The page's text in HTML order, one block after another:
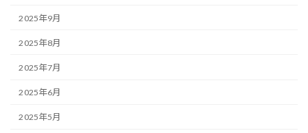
2025年9月
2025年8月
2025年7月
2025年6月
2025年5月